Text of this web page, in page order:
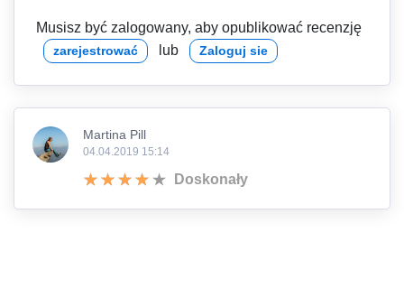
Musisz być zalogowany, aby opublikować recenzję
zarejestrować lub Zaloguj sie
Martina Pill
04.04.2019 15:14
Doskonały